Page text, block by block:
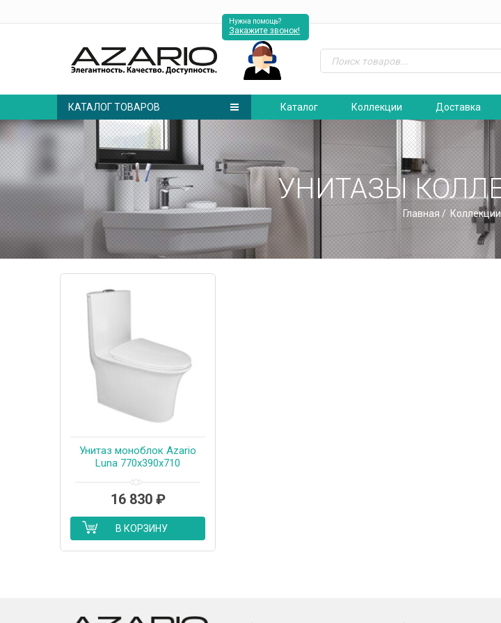
Нужна помощь?
Закажите звонок!
КАТАЛОГ ТОВАРОВ Каталог Коллекции Доставка
УНИТАЗЫ
Главная / Коллекции
Унитаз моноблок Azario
Luna 770x390x710
горизонтальный слив,
сиденье дюропласт
16 830 ₽
В КОРЗИНУ